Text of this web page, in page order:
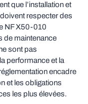
que l’installation et
respecter des
NF X50-010
de maintenance
sont pas
performance et la
encadre
et les obligations
les plus élevées.